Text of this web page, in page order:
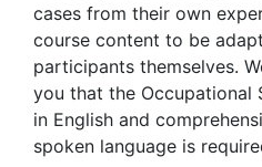
cases from their own
course content to be
participants themselves.
you that the Occupational
in English and
spoken language is